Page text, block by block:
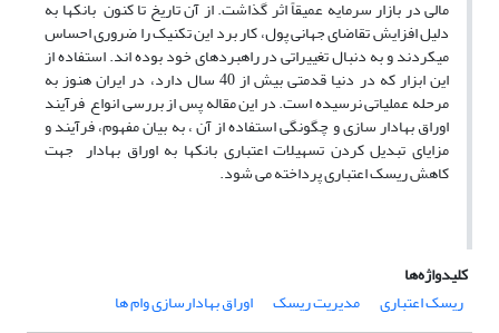
مالی در بازار سرمایه عمیقاً اثر گذاشت. از آن تاریخ تا کنون بانکها به
دلیل افزایش تقاضای جهانی پول، کار برد این تکنیک را ضروری احساس
میکردند و به دنبال تغییراتی در راهبردهای خود بوده اند. استفاده از
این ابزار که در دنیا قدمتی بیش از 40 سال دارد، در ایران هنوز به
مرحله عملیاتی نرسیده است. در این مقاله پس از بررسی انواع فرآیند
اوراق بهادار سازی و چگونگی استفاده از آن ، به بیان مفهوم، فرآیند و
مزایای تبدیل کردن تسهیلات اعتباری بانکها به اوراق بهادار جهت
کاهش ریسک اعتباری پرداخته می شود.
کلیدواژه‌ها
ریسک اعتباری
مدیریت ریسک اوراق بهادارسازی وام ها